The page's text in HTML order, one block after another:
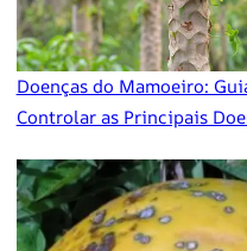
Doenças do Mamoeiro:
Controlar as Principais